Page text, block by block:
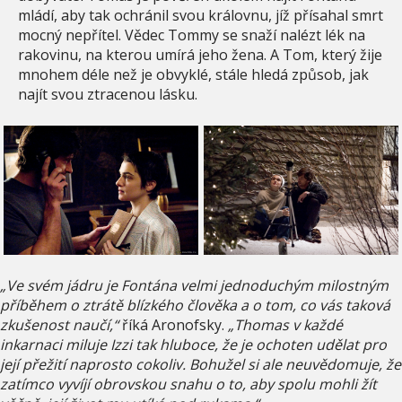
mládí, aby tak ochránil svou královnu, jíž přísahal smrt
mocný nepřítel. Vědec Tommy se snaží nalézt lék na
rakovinu, na kterou umírá jeho žena. A Tom, který žije
mnohem déle než je obvyklé, stále hledá způsob, jak
najít svou ztracenou lásku.
„Ve svém jádru je Fontána velmi jednoduchým milostným
příběhem o ztrátě blízkého člověka a o tom, co vás taková
zkušenost naučí,“říká Aronofsky. „Thomas v každé
inkarnaci miluje Izzi tak hluboce, že je ochoten udělat pro
její přežití naprosto cokoliv. Bohužel si ale neuvědomuje, že
zatímco vyvíjí obrovskou snahu o to, aby spolu mohli žít